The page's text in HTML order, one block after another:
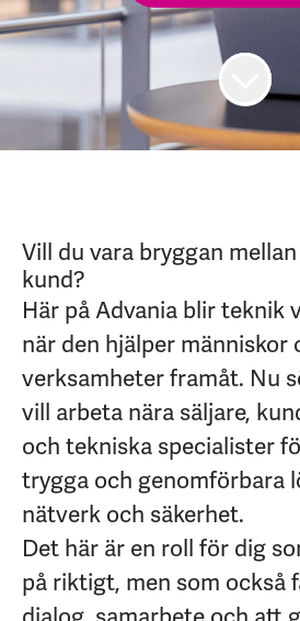
Vill du vara bryggan
kund?
Här på Advania blir teknik
när den hjälper människor
verksamheter framåt. Nu
vill arbeta nära säljare,
och tekniska specialister
trygga och genomförbara
nätverk och säkerhet.
Det här är en roll för dig
på riktigt, men som också